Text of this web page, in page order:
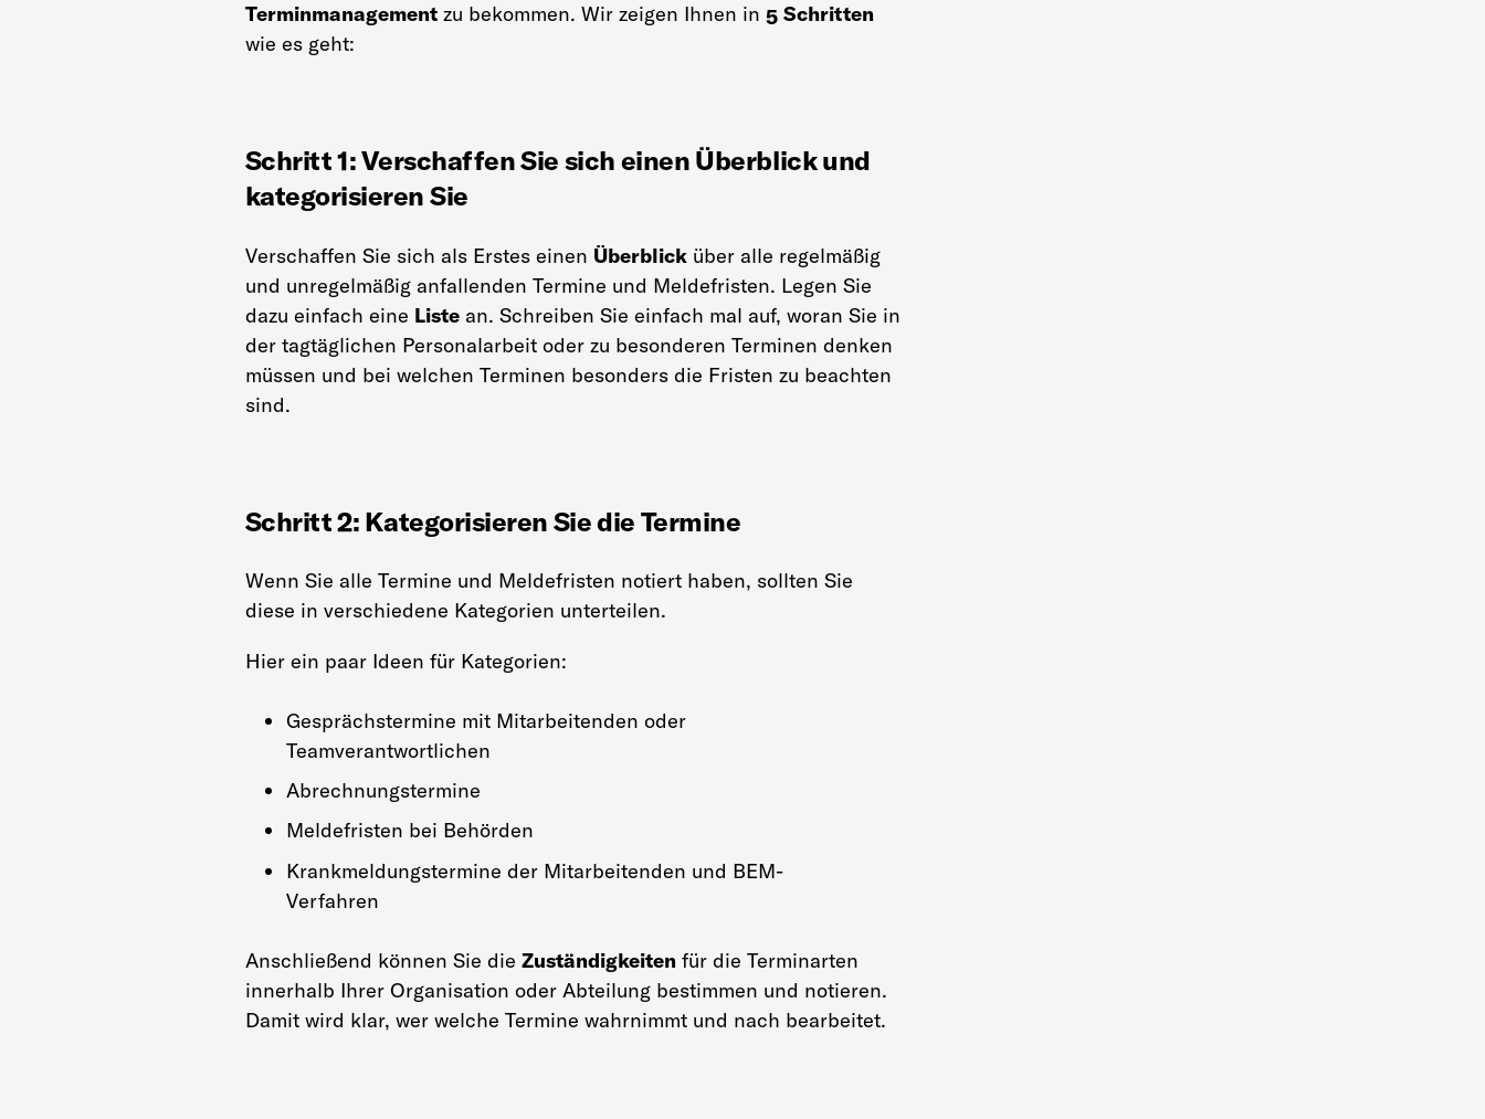
Terminmanagementzu bekommen. Wir zeigen Ihnen in 5 Schritten
wie es geht:
Schritt 1: Verschaffen Sie sich einen Überblick und
kategorisieren Sie
Verschaffen Sie sich als Erstes einen Überblicküber alle regelmäßig
und unregelmäßig anfallenden Termine und Meldefristen. Legen Sie
dazu einfach eine Listean. Schreiben Sie einfach mal auf, woran Sie in
der tagtäglichen Personalarbeit oder zu besonderen Terminen denken
müssen und bei welchen Terminen besonders die Fristen zu beachten
sind.
Schritt 2: Kategorisieren Sie die Termine
Wenn Sie alle Termine und Meldefristen notiert haben, sollten Sie
diese in verschiedene Kategorien unterteilen.
Hier ein paar Ideen für Kategorien:
Gesprächstermine mit Mitarbeitenden oder
Teamverantwortlichen
Abrechnungstermine
Meldefristen bei Behörden
Krankmeldungstermine der Mitarbeitenden und BEM-
Verfahren
Anschließend können Sie die Zuständigkeiten für die Terminarten
innerhalb Ihrer Organisation oder Abteilung bestimmen und notieren.
Damit wird klar, wer welche Termine wahrnimmt und nach bearbeitet.